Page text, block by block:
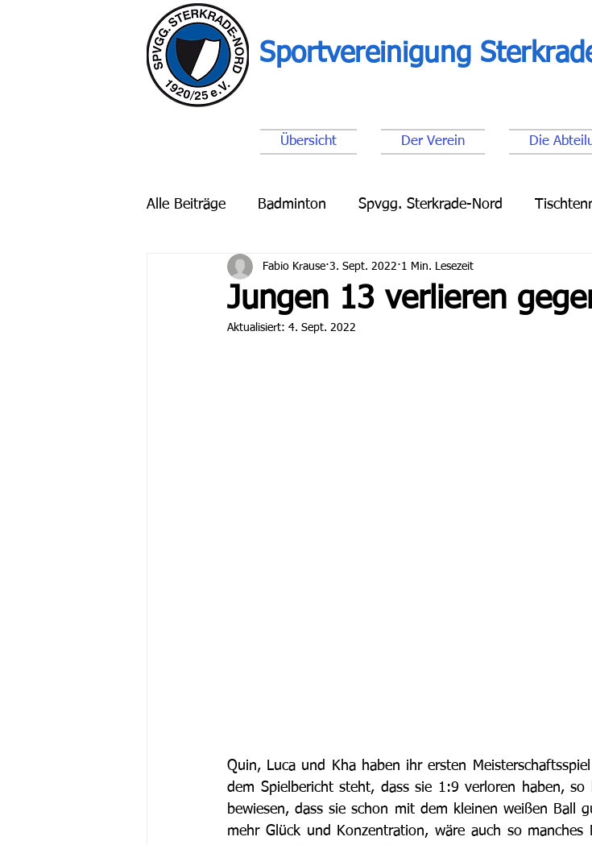
Sportvereinigung
Übersicht Der Verein Die
Alle Beiträge Badminton Spvgg. Sterkrade-Nord
Breitensport Schach Leichtathletik
Jungen 13 verlieren
Fabio Krause 3. Sept. 2022 1 Min. Lesezeit
Aktualisiert: 4. Sept. 2022
Quin, Luca und Kha haben ihr ersten
dem Spielbericht steht, dass sie 1:9 verloren haben, so
bewiesen, dass sie schon mit dem kleinen weißen Ball
mehr Glück und Konzentration, wäre auch so